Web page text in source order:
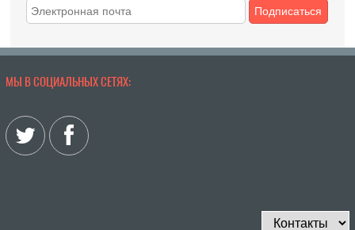
Подписаться
МЫ В СОЦИАЛЬНЫХ СЕТЯХ: